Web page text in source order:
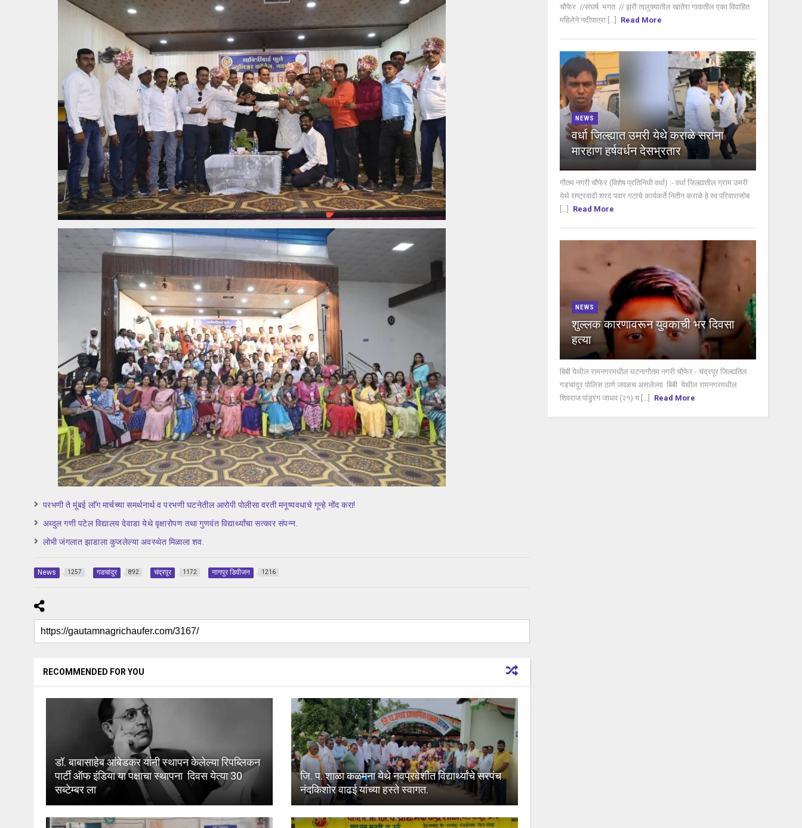
परभणी ते मूंबई लाॅग मार्चच्या समर्थनार्थ व परभणी घटनेतील आरोपी पोलीसा वरती मनूष्यवधाचे गून्हे नोंद करा!
अब्दुल गणी पटेल विद्यालय देवाडा येथे वृक्षारोपण तथा गुणवंत विद्यार्थ्यांचा सत्कार संपन्न.
लोभी जंगलात झाडाला कुजलेल्या अवस्थेत मिळाला शव.
News 1257 गडचांदुर 892 चंद्रपूर 1172 नागपुर डिवीजन 1216
RECOMMENDED FOR YOU
डॉ. बाबासाहेब आंबेडकर यांनी स्थापन केलेल्या रिपब्लिकन
पार्टी ऑफ इंडिया या पक्षाचा स्थापना दिवस येत्या 30
सब्टेम्बर ला
जि. प. शाळा कळमना येथे नवप्रवेशीत विद्यार्थ्यांचे सरपंच
नंदकिशोर वाढई यांच्या हस्ते स्वागत.
चौफेर //संघर्ष भगत // झरी तालुक्यातील खातेरा गावातील एका विवाहित
महिलेने नदीपात्रा [...]
Read More
NEWS
वर्धा जिल्ह्यात उमरी येथे कराळे सरांना
मारहाण हर्षवर्धन देसभ्रतार
गौतम नगरी चौफेर (विशेष प्रतिनिधी वर्धा) :- वर्धा जिल्ह्यातील ग्राम उमरी
येथे राष्ट्रवादी शरद पवार गटाचे कार्यकर्ते नितीन कराळे हे स्व परिवारासोब
Read More
NEWS
शुल्लक कारणावरून युवकाची भर दिवसा
हत्या
बिबी येथील रामनगरमधील घटनागौतम नगरी चौफेर - चंद्रपूर जिल्ह्यतिल
गडचांदूर पोलिस ठाणे जवळच असलेल्या बिबी येथील रामनगरमधील
शिवराज पांडुरंग जाधव (२१) य [...]
Read More